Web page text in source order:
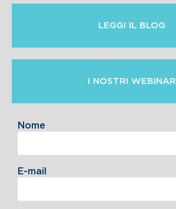
LEGGI IL BLOG
I NOSTRI WEBINAR
Nome
E-mail